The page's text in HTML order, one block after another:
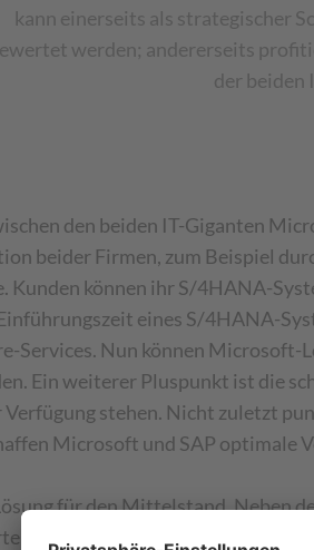
kann einerseits als strategischer
werden; andererseits
der beiden
den beiden IT-Giganten
beider Firmen, zum Beispiel
Kunden können ihr S/4HANA-
eines S/4HANA-
Services. Nun können
Ein weiterer Pluspunkt ist die
stehen. Nicht zuletzt
Microsoft und SAP optimale
für den Mittelstand. Neben
Zusätzliche Hardware-